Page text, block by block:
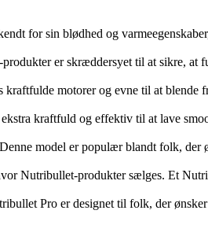
for sin blødhed og
er skræddersyet til at sikre, at
motorer og evne til at blende
kraftfuld og effektiv til at lave
model er populær blandt folk, der
Nutribullet-produkter sælges. Et
Pro er designet til folk, der